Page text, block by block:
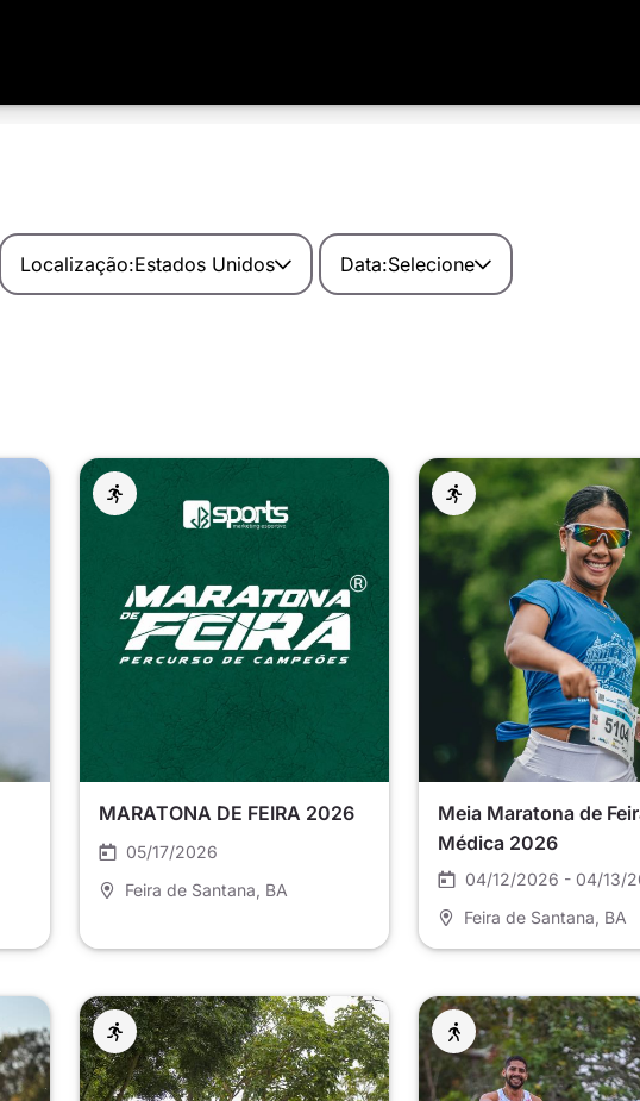
Localização:Estados Unidos Data:Selecione
MARATONA DE FEIRA 2026
05/17/2026
Feira de Santana , BA
Meia Maratona de
Médica 2026
04/12/2026 - 04/13/
Feira de Santana , BA